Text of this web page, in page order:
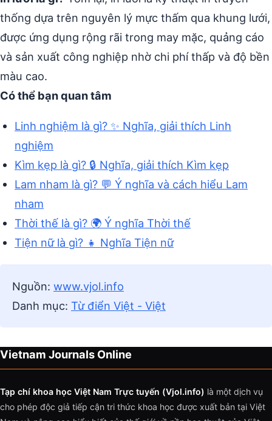
thống dựa trên nguyên lý mực thấm qua khung lưới,
được ứng dụng rộng rãi trong may mặc, quảng cáo
và sản xuất công nghiệp nhờ chi phí thấp và độ bền
màu cao.
Có thể bạn quan tâm
Linh nghiệm là gì? ✨ Nghĩa, giải thích Linh
nghiệm
Kìm kẹp là gì? 🔒 Nghĩa, giải thích Kìm kẹp
Lam nham là gì? 💬 Ý nghĩa và cách hiểu Lam
nham
Thời thế là gì? 🌍 Ý nghĩa Thời thế
Tiện nữ là gì? 👧 Nghĩa Tiện nữ
Nguồn: www.vjol.info
Danh mục: Từ điển Việt - Việt
Vietnam Journals Online
Tạp chí khoa học Việt Nam Trực tuyến (Vjol.info) là một dịch vụ
cho phép độc giả tiếp cận tri thức khoa học được xuất bản tại Việt